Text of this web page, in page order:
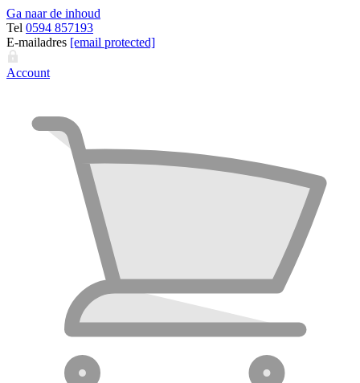
Ga naar de inhoud
Tel 0594 857193
E-mailadres [email protected]
Account